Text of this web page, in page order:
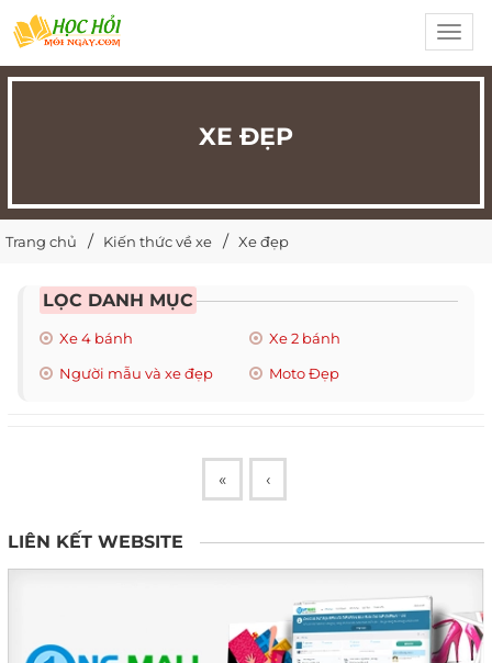
XE ĐẸP
Trang chủ Kiến thức về xe Xe đẹp
LỌC DANH MỤC
Xe 4 bánh
Xe 2 bánh
Người mẫu và xe đẹp
Moto Đẹp
« ‹
LIÊN KẾT WEBSITE